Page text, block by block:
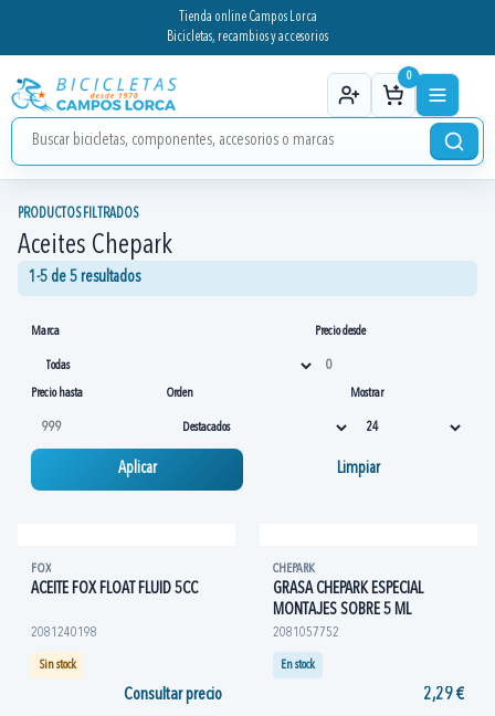
Tienda online Campos Lorca
Bicicletas, recambios y accesorios
0
PRODUCTOS FILTRADOS
Aceites Chepark
1-5 de 5 resultados
Marca Precio desde
Precio hasta Orden Mostrar
Aplicar Limpiar
FOX
ACEITE FOX FLOAT FLUID 5CC
2081240198
Sin stock
Consultar precio
CHEPARK
GRASA CHEPARK ESPECIAL
MONTAJES SOBRE 5 ML
2081057752
En stock
2,29 €